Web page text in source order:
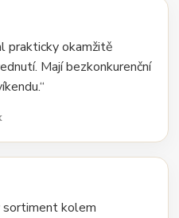
prakticky okamžitě
Mají bezkonkurenční
sortiment kolem